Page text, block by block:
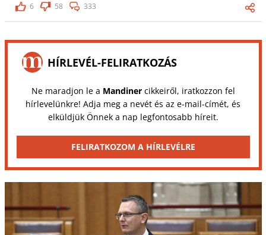
6
58 333
HÍRLEVÉL-FELIRATKOZÁS
Ne maradjon le a Mandinercikkeiről, iratkozzon fel
hírlevelünkre! Adja meg a nevét és az e-mail-címét, és
elküldjük Önnek a nap legfontosabb híreit.
FELIRATKOZOM A HÍRLEVÉLRE